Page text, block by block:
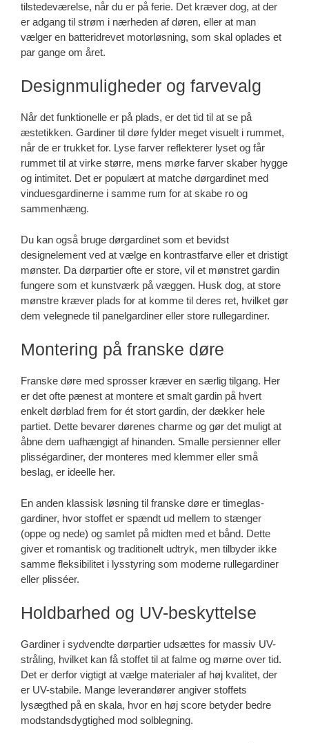
tilstedeværelse, når du er på ferie. Det kræver dog, at der
er adgang til strøm i nærheden af døren, eller at man
vælger en batteridrevet motorløsning, som skal oplades et
par gange om året.
Designmuligheder og farvevalg
Når det funktionelle er på plads, er det tid til at se på
æstetikken. Gardiner til døre fylder meget visuelt i rummet,
når de er trukket for. Lyse farver reflekterer lyset og får
rummet til at virke større, mens mørke farver skaber hygge
og intimitet. Det er populært at matche dørgardinet med
vinduesgardinerne i samme rum for at skabe ro og
sammenhæng.
Du kan også bruge dørgardinet som et bevidst
designelement ved at vælge en kontrastfarve eller et dristigt
mønster. Da dørpartier ofte er store, vil et mønstret gardin
fungere som et kunstværk på væggen. Husk dog, at store
mønstre kræver plads for at komme til deres ret, hvilket gør
dem velegnede til panelgardiner eller store rullegardiner.
Montering på franske døre
Franske døre med sprosser kræver en særlig tilgang. Her
er det ofte pænest at montere et smalt gardin på hvert
enkelt dørblad frem for ét stort gardin, der dækker hele
partiet. Dette bevarer dørenes charme og gør det muligt at
åbne dem uafhængigt af hinanden. Smalle persienner eller
plisségardiner, der monteres med klemmer eller små
beslag, er ideelle her.
En anden klassisk løsning til franske døre er timeglas-
gardiner, hvor stoffet er spændt ud mellem to stænger
(oppe og nede) og samlet på midten med et bånd. Dette
giver et romantisk og traditionelt udtryk, men tilbyder ikke
samme fleksibilitet i lysstyring som moderne rullegardiner
eller plisséer.
Holdbarhed og UV-beskyttelse
Gardiner i sydvendte dørpartier udsættes for massiv UV-
stråling, hvilket kan få stoffet til at falme og mørne over tid.
Det er derfor vigtigt at vælge materialer af høj kvalitet, der
er UV-stabile. Mange leverandører angiver stoffets
lysægthed på en skala, hvor en høj score betyder bedre
modstandsdygtighed mod solblegning.